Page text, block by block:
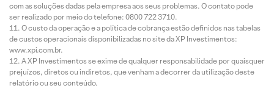
com as soluções dadas pela empresa aos seus problemas. O contato pode
ser realizado por meio do telefone: 0800 722 3710.
O custo da operação e a política de cobrança estão definidos nas tabelas
de custos operacionais disponibilizadas no site da XP Investimentos:
www.xpi.com.br.
A XP Investimentos se exime de qualquer responsabilidade por quaisquer
prejuízos, diretos ou indiretos, que venham a decorrer da utilização deste
relatório ou seu conteúdo.